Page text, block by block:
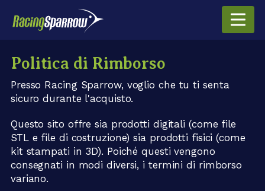
Politica di Rimborso
Presso Racing Sparrow, voglio che tu ti senta
sicuro durante l'acquisto.
Questo sito offre sia prodotti digitali (come file
STL e file di costruzione) sia prodotti fisici (come
kit stampati in 3D). Poiché questi vengono
consegnati in modi diversi, i termini di rimborso
variano.